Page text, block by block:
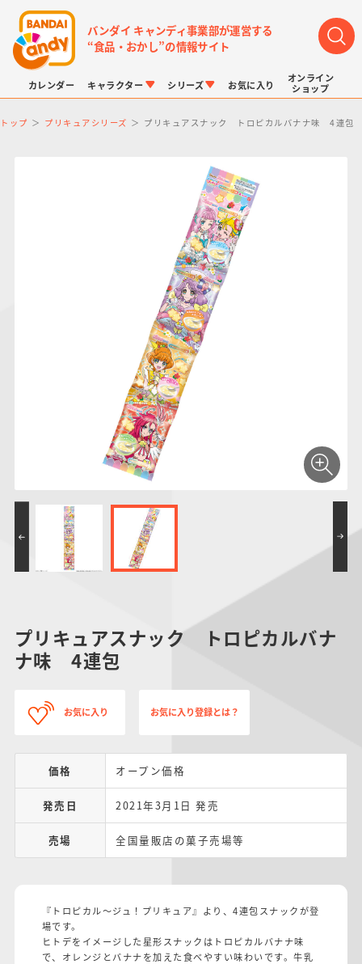
バンダイ キャンディ事業部が運営する
“食品・おかし”の情報サイト
カレンダー キャラクター
PROJECT R.E.D.・
スーパー戦隊シリー
プリキュアシリーズ
ガンダムシリーズ
ポケットモンスター
ドラゴンボール
シリーズ
つりグミ
チョコサプ
にふぉるめーしょん
＆スクエアシール
SMPシリーズ
ポケモンキッズ
お気に入り
オンライン
ショップ
トップ プリキュアシリーズ プリキュアスナック トロピカルバナナ味 4連包
プリキュアスナック トロピカルバナ
ナ味 4連包
お気に入り お気に入り登録とは？
価格 オープン価格
発売日 2021年3月1日 発売
売場 全国量販店の菓子売場等
『トロピカル～ジュ！プリキュア』より、4連包スナックが登
場です。
ヒトデをイメージした星形スナックはトロピカルバナナ味
で、オレンジとバナナを加えた食べやすい味わいです。牛乳